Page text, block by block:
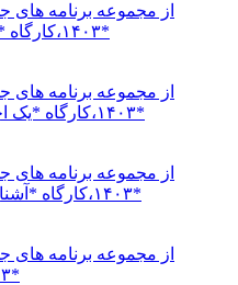
از مجموعه برنامه
۱۴۰۳،کارگاه *نگاهی تحولی به مکانیزم‌های دفاعی*
از مجموعه برنامه
۱۴۰۳،کارگاه *یک اجرای فلسفه برای کودکان با پرسندو*
از مجموعه برنامه
۱۴۰۳،کارگاه *آشنایی با پروپزال نویسی و مقاله نویسی*
از مجموعه برنامه
۱۴۰۳،;کارگاه *تمرین یک کافه فلسفه*